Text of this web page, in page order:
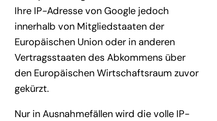
Ihre IP-Adresse von Google jedoch
innerhalb von Mitgliedstaaten der
Europäischen Union oder in anderen
Vertragsstaaten des Abkommens über
den Europäischen Wirtschaftsraum zuvor
gekürzt.
Nur in Ausnahmefällen wird die volle IP-